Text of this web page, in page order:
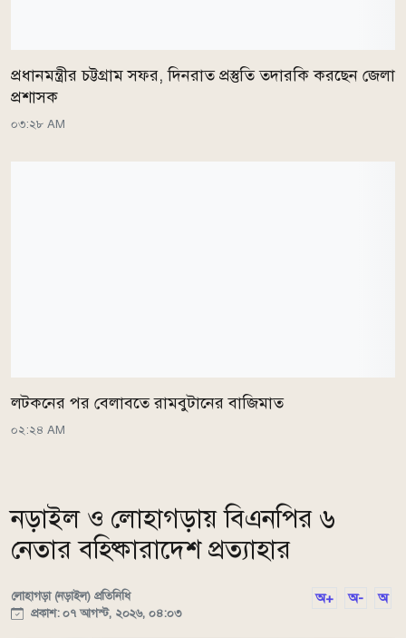
প্রধানমন্ত্রীর চট্টগ্রাম সফর, দিনরাত প্রস্তুতি তদারকি করছেন জেলা
প্রশাসক
০৩:২৮ AM
লটকনের পর বেলাবতে রামবুটানের বাজিমাত
০২:২৪ AM
নড়াইল ও লোহাগড়ায় বিএনপির ৬
নেতার বহিষ্কারাদেশ প্রত্যাহার
লোহাগড়া (নড়াইল) প্রতিনিধি
প্রকাশ: ০৭ আগস্ট, ২০২৬, ০৪:০৩
অ+ অ- অ